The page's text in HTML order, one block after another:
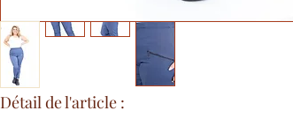
Détail de l'article :